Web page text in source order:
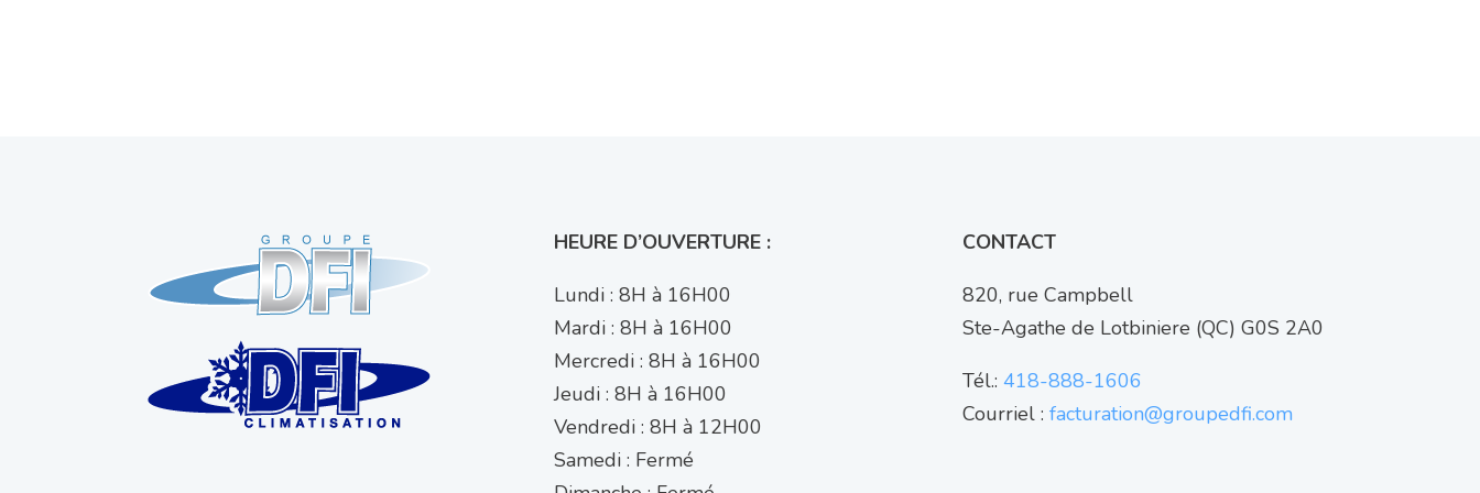
HEURE D’OUVERTURE :
Lundi : 8H à 16H00
Mardi : 8H à 16H00
Mercredi : 8H à 16H00
Jeudi : 8H à 16H00
Vendredi : 8H à 12H00
Samedi : Fermé
CONTACT
820, rue Campbell
Ste-Agathe de Lotbiniere (QC) G0S 2A0
Tél.: 418-888-1606
Courriel : facturation@groupedfi.com